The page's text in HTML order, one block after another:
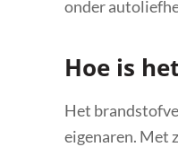
onder
Hoe is
Het
eigenaren. Met